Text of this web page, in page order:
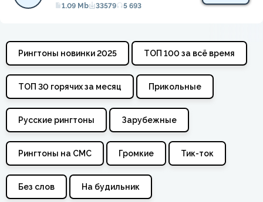
1.09 Mb 33579 5 693
Рингтоны новинки 2025 ТОП 100 за всё время
ТОП 30 горячих за месяц Прикольные
Русские рингтоны Зарубежные
Рингтоны на СМС Громкие Тик-ток
Без слов На будильник